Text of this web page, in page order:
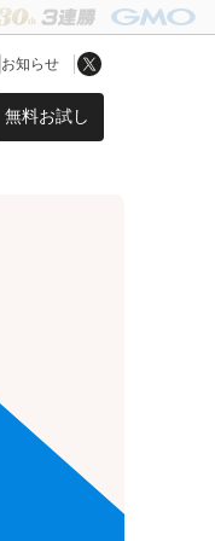
無料お試し
お知らせ